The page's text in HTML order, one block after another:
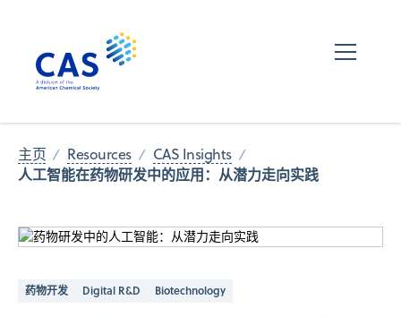
主页 Resources CAS Insights
人工智能在药物研发中的应用：从潜力走向实践
药物开发 Digital R&D Biotechnology